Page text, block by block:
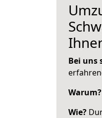
Bei uns
Warum?
Wie?